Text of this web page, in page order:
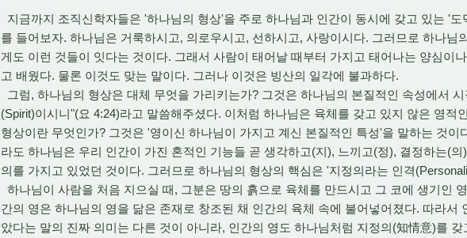
지금까지 조직신학자들은 '하나님의 형상'을 주로 하나님과 인간이 동시에 갖고 있는 '
를 들어보자. 하나님은 거룩하시고, 의로우시고, 선하시고, 사랑이시다. 그러므로 하나님
게도 이런 것들이 잇다는 것이다. 그래서 사람이 태어날 때부터 가지고 태어나는 양심이
고 배웠다. 물론 이것도 맞는 말이다. 그러나 이것은 빙산의 일각에 불과하다.
그럼, 하나님의 형상은 대체 무엇을 가리키는가? 그것은 하나님의 본질적인 속성에서
(Spirit)이시니"(요 4:24)라고 말씀해주셨다. 이처럼 하나님은 육체를 갖고 있지 않은 영적
형상이란 무엇인가? 그것은 '영이신 하나님이 가지고 계신 본질적인 특성'을 말하는 것이
라도 하나님은 우리 인간이 가진 혼적인 기능들 곧 생각하고(지), 느끼고(정), 결정하는(
의를 가지고 있었던 것이다. 그러므로 하나님의 형상의 핵심은 '지정의라는 인격
하나님이 사람을 처음 지으실 때, 그분은 땅의 흙으로 육체를 만드시고 그 코에 생기인
간의 영은 하나님의 영을 닮은 존재로 창조된 채 인간의 육체 속에 불어넣어졌다. 따라서
았다는 말의 진짜 의미는 다른 것이 아니라, 인간의 영도 하나님처럼 지정의(知情意)를